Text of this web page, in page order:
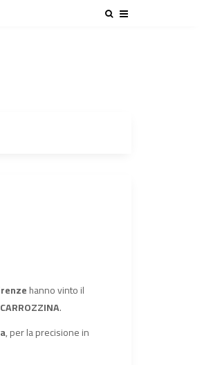
hanno vinto il
.
, per la precisione in